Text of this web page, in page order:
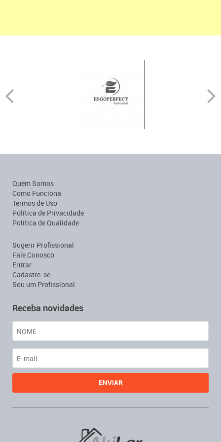
Quem Somos
Como Funciona
Termos de Uso
Política de Privacidade
Política de Qualidade
Sugerir Profissional
Fale Conosco
Entrar
Cadastre-se
Sou um Profissional
Receba novidades